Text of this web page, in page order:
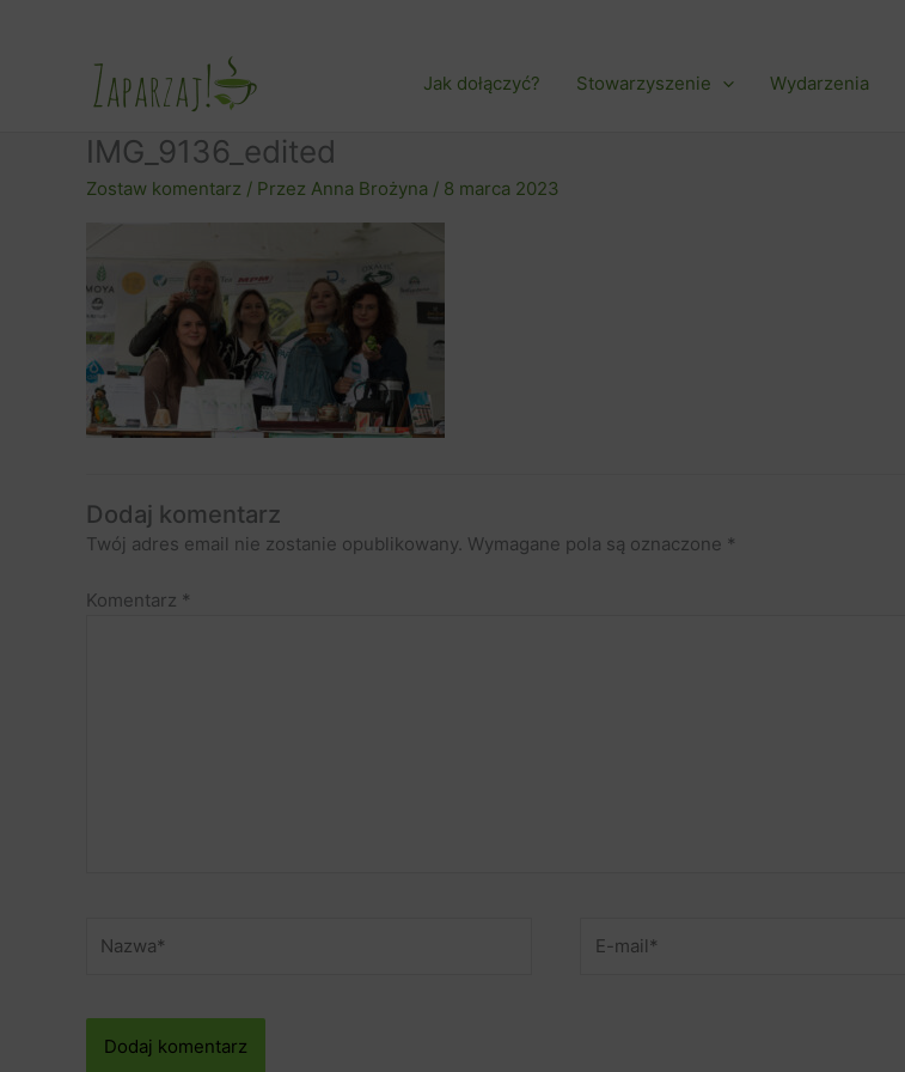
Jak dołączyć? Stowarzyszenie Wydarzenia
IMG_9136_edited
Zostaw komentarz / Przez Anna Brożyna / 8 marca 2023
Dodaj komentarz
Twój adres email nie zostanie opublikowany. Wymagane pola są oznaczone *
Komentarz *
mail*